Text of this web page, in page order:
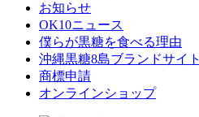
お知らせ
OK10ニュース
僕らが黒糖を食べる理由
沖縄黒糖8島ブランドサイト
商標申請
オンラインショップ